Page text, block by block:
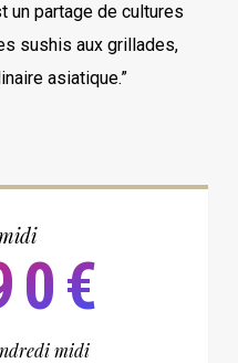
un partage de cultures
sushis aux grillades,
asiatique.”
midi